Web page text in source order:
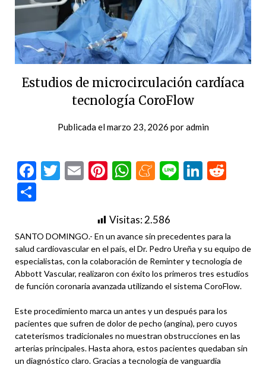
Estudios de microcirculación cardíaca
tecnología CoroFlow
Publicada elmarzo 23, 2026 poradmin
Facebook
Twitter
EmailPinterest
WhatsApp
Meneame
Line
Visitas:2.586
SANTO DOMINGO.- En un avance sin precedentes para la
salud cardiovascular en el país, el Dr. Pedro Ureña y su equipo de
especialistas, con la colaboración de Reminter y tecnología de
Abbott Vascular, realizaron con éxito los primeros tres estudios
de función coronaria avanzada utilizando el sistema CoroFlow.
Este procedimiento marca un antes y un después para los
pacientes que sufren de dolor de pecho (angina), pero cuyos
cateterismos tradicionales no muestran obstrucciones en las
arterias principales. Hasta ahora, estos pacientes quedaban sin
un diagnóstico claro. Gracias a tecnología de vanguardia